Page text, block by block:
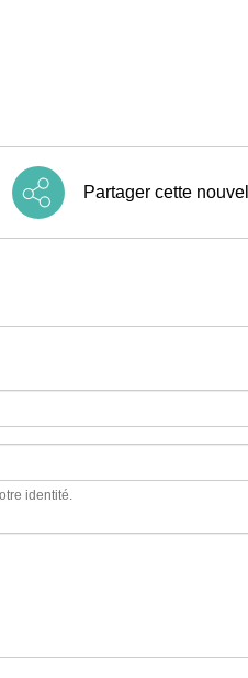
Partager cette
identité.